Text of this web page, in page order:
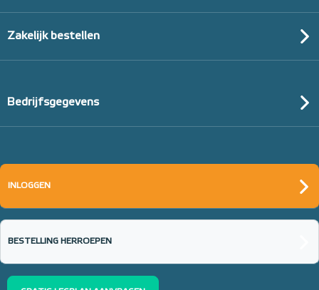
(thermisch 10m² per pak)
€ 152,23
Zakelijk bestellen
Bedrijfsgegevens
INLOGGEN
BESTELLING HERROEPEN